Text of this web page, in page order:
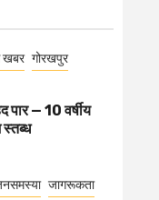
खबर गोरखपुर
पार — 10 वर्षीय
स्तब्ध
जागरूकता